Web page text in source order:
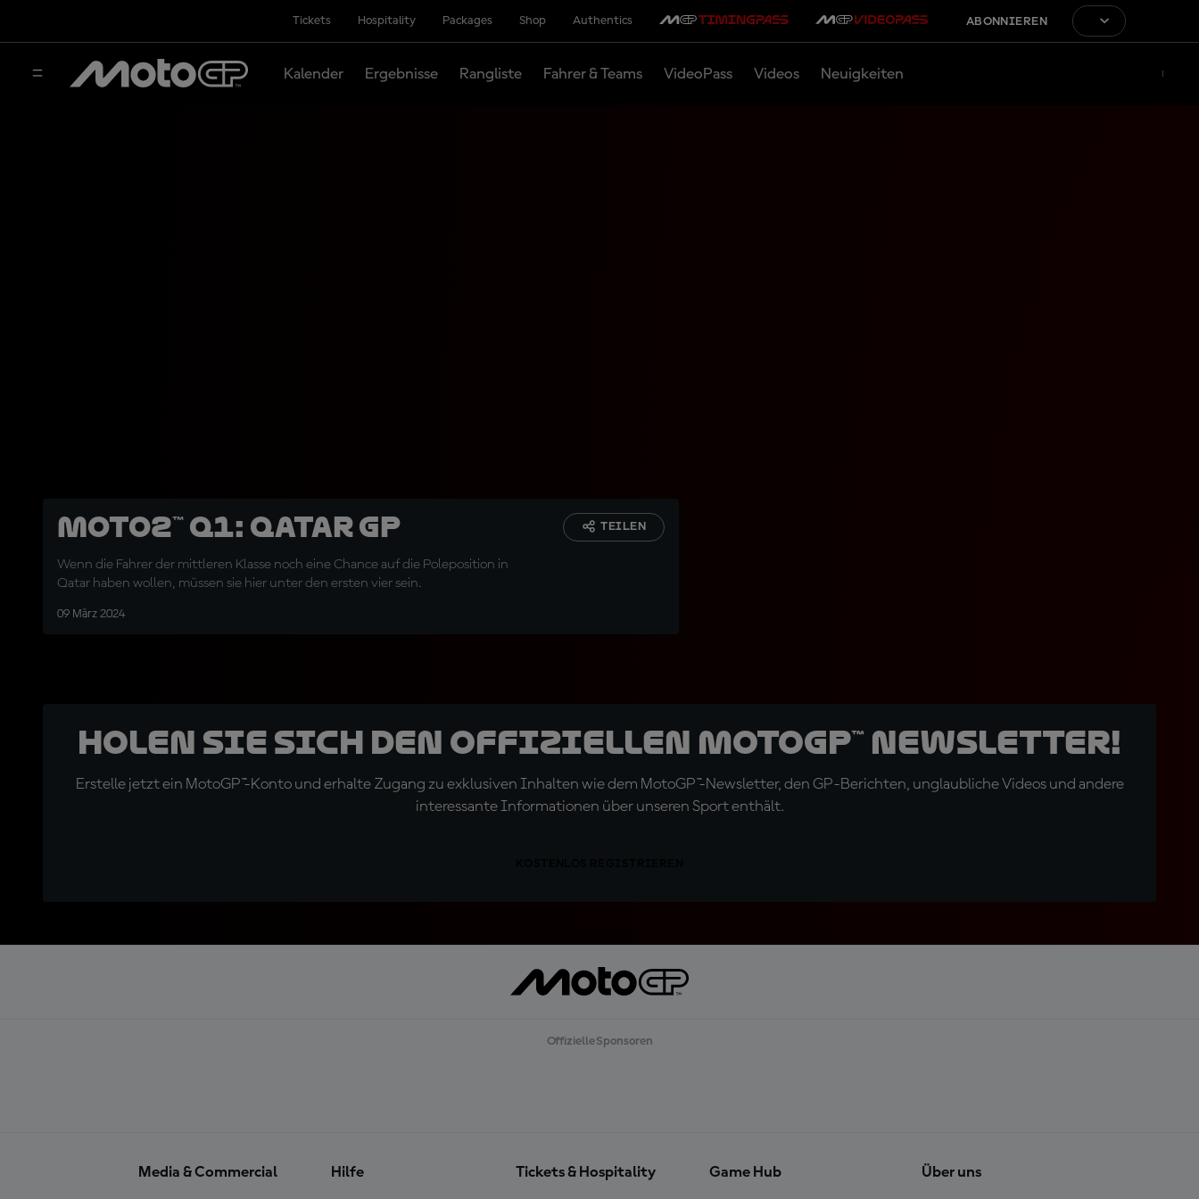
Tickets Hospitality Packages Shop Authentics ABONNIEREN
Kalender Ergebnisse Rangliste Fahrer & Teams VideoPass Videos Neuigkeiten
Moto2™ Q1: Qatar GP
Wenn die Fahrer der mittleren Klasse noch eine Chance auf die Poleposition in
Qatar haben wollen, müssen sie hier unter den ersten vier sein.
09 März 2024
TEILEN
Holen Sie sich den offiziellen MotoGP™ Newsletter!
Erstelle jetzt ein MotoGP™-Konto und erhalte Zugang zu exklusiven Inhalten wie dem MotoGP™-Newsletter, den GP-Berichten, unglaubliche Videos und andere
interessante Informationen über unseren Sport enthält.
Offizielle Sponsoren
Media & Commercial Hilfe Tickets & Hospitality Game Hub Über uns